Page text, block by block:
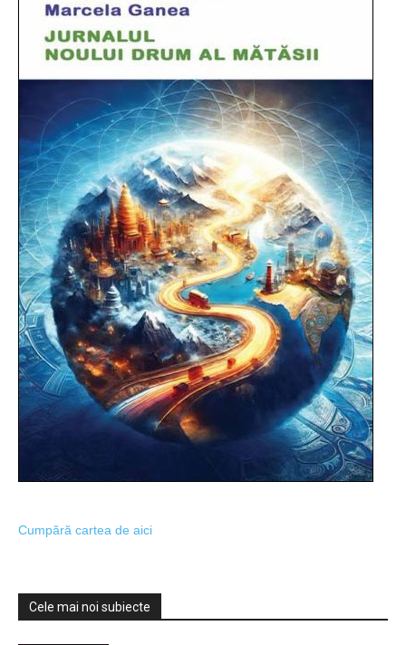
Cumpără cartea de aici
Cele mai noi subiecte